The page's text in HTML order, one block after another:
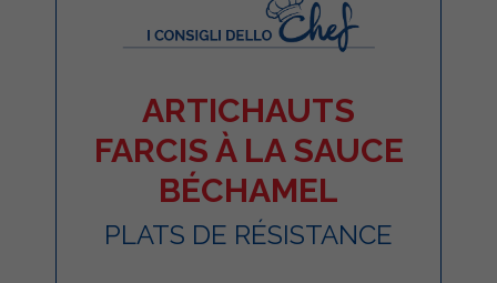
ARTICHAUTS
FARCIS À LA SAUCE
BÉCHAMEL
PLATS DE RÉSISTANCE